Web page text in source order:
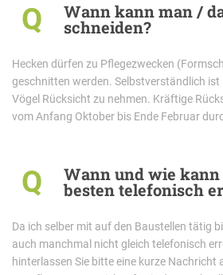
Q Wann kann man /
schneiden?
Hecken dürfen zu Pflegezwecken
geschnitten werden. Selbstverständlich
Vögel Rücksicht zu nehmen. Kräftige
vom Anfang Oktober bis Ende Februar
Q Wann und wie kann
besten telefonisch
Da ich selber mit auf den Baustellen tätig
auch manchmal nicht gleich telefonisch
hinterlassen Sie bitte eine kurze Nachricht